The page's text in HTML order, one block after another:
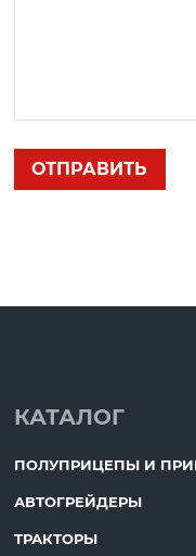
КАТАЛОГ
ПОЛУПРИЦЕПЫ И
АВТОГРЕЙДЕРЫ
ТРАКТОРЫ